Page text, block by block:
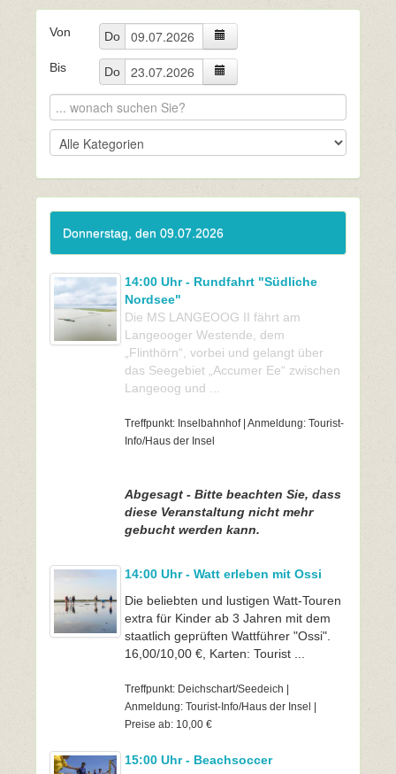
Von Do
Bis Do
Donnerstag, den 09.07.2026
14:00 Uhr - Rundfahrt "Südliche
Nordsee"
Die MS LANGEOOG II fährt am
Langeooger Westende, dem
„Flinthörn“, vorbei und gelangt über
das Seegebiet „Accumer Ee“ zwischen
Langeoog und ...
Treffpunkt: Inselbahnhof | Anmeldung: Tourist-
Info/Haus der Insel
Abgesagt - Bitte beachten Sie, dass
diese Veranstaltung nicht mehr
gebucht werden kann.
14:00 Uhr - Watt erleben mit Ossi
Die beliebten und lustigen Watt-Touren
extra für Kinder ab 3 Jahren mit dem
staatlich geprüften Wattführer "Ossi".
16,00/10,00 €, Karten: Tourist ...
Treffpunkt: Deichschart/Seedeich |
Anmeldung: Tourist-Info/Haus der Insel |
Preise ab: 10,00 €
15:00 Uhr - Beachsoccer